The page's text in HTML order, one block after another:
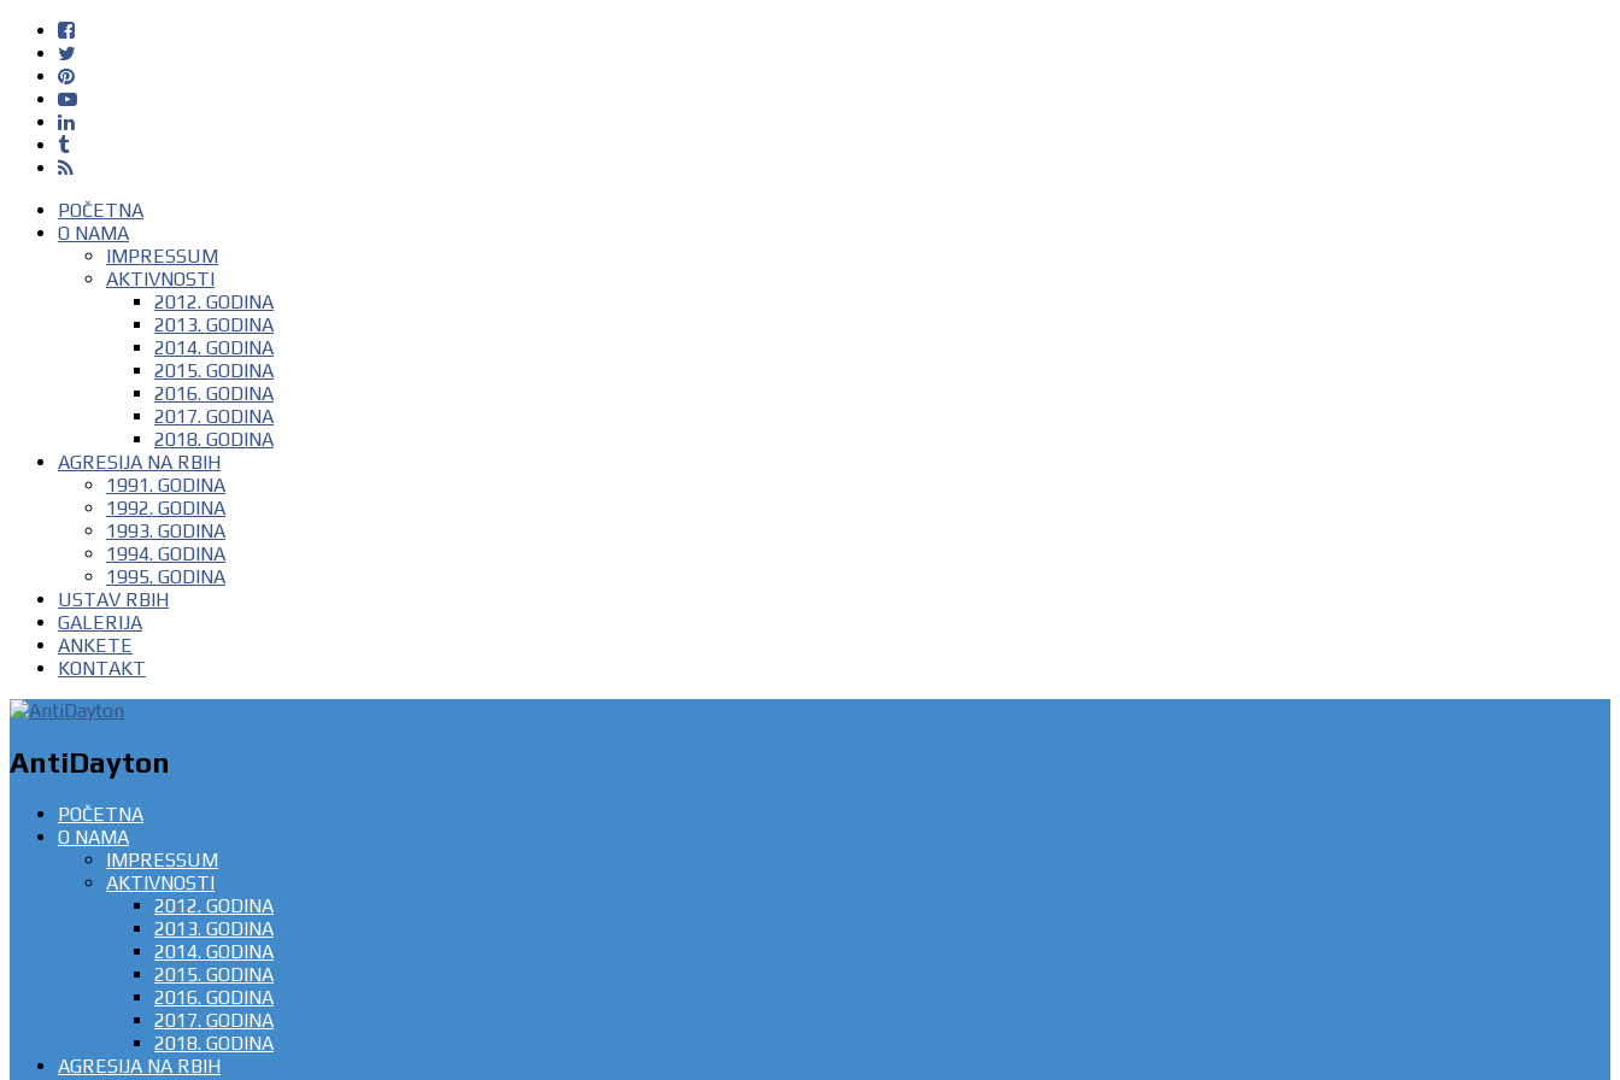
POČETNA
O NAMA
IMPRESSUM
AKTIVNOSTI
2012. GODINA
2013. GODINA
2014. GODINA
2015. GODINA
2016. GODINA
2017. GODINA
2018. GODINA
AGRESIJA NA RBIH
1991. GODINA
1992. GODINA
1993. GODINA
1994. GODINA
1995. GODINA
USTAV RBIH
GALERIJA
ANKETE
KONTAKT
AntiDayton
POČETNA
O NAMA
IMPRESSUM
AKTIVNOSTI
2012. GODINA
2013. GODINA
2014. GODINA
2015. GODINA
2016. GODINA
2017. GODINA
2018. GODINA
AGRESIJA NA RBIH